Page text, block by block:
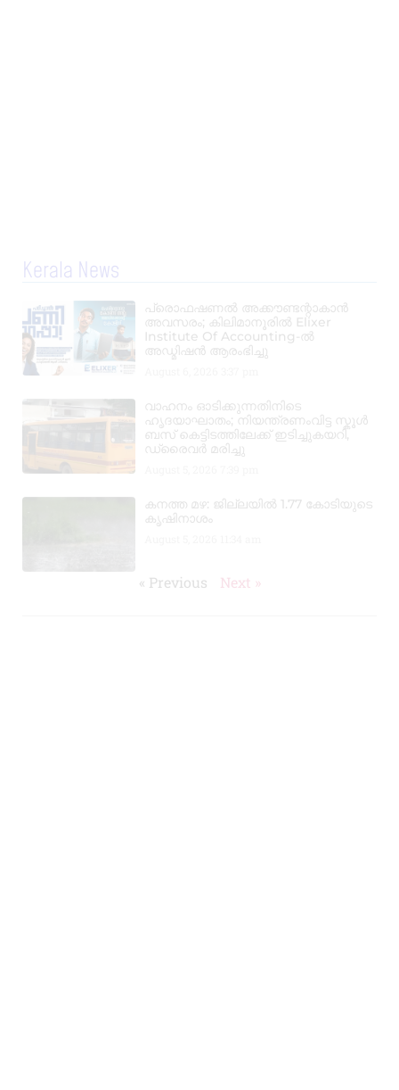
Kerala News
പ്രൊഫഷണൽ അക്കൗണ്ടന്റാകാൻ
അവസരം; കിലിമാനൂരിൽ Elixer
Institute Of Accounting-ൽ
അഡ്മിഷൻ ആരംഭിച്ചു
വാഹനം ഓടിക്കുന്നതിനിടെ
ഹൃദയാഘാതം; നിയന്ത്രണംവിട്ട സ്കൂൾ
ബസ് കെട്ടിടത്തിലേക്ക് ഇടിച്ചുകയറി,
ഡ്രൈവർ മരിച്ചു
കനത്ത മഴ: ജില്ലയിൽ 1.77 കോടിയുടെ
കൃഷിനാശം
« Previous Next »